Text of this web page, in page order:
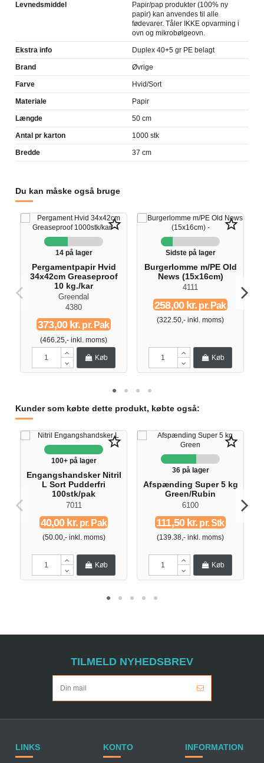
Levnedsmiddel
Papir/pap produkter (100% ny
papir) kan anvendes til alle
fødevarer. Tåler IKKE opvarming i
ovn og mikrobølgeovn.
Ekstra info Duplex 40+5 gr PE belagt
Brand Øvrige
Farve Hvid/Sort
Materiale Papir
Længde 50 cm
Antal pr karton 1000 stk
Bredde 37 cm
Du kan måske også bruge
star_border
14 på lager
Pergamentpapir Hvid
34x42cm Greaseproof
10 kg./kar
Greendal
4380
373,00 kr. pr. Pak
(466.25,- inkl. moms)
Køb
star_border
Sidste på lager
Burgerlomme m/PE Old
News (15x16cm)
4111
258,00 kr. pr. Pak
(322.50,- inkl. moms)
Køb
Kunder som købte dette produkt, købte også:
star_border
100+ på lager
Engangshandsker Nitril
L Sort Pudderfri
100stk/pak
7011
40,00 kr.pr. Pak
(50.00,- inkl. moms)
Køb
star_border
36 på lager
Afspænding Super 5 kg
Green/Rubin
6100
111,50 kr. pr. Stk
(139.38,- inkl. moms)
Køb
TILMELD NYHEDSBREV
LINKS KONTO INFORMATION